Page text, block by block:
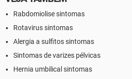
Rabdomiolise sintomas
Rotavirus sintomas
Alergia a sulfitos sintomas
Sintomas de varizes pélvicas
Hernia umbilical sintomas